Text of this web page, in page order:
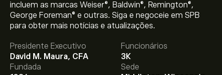
incluem as marcas Weiser®, Baldwin®, Remington®,
George Foreman® e outras. Siga e negoceie em SPB
para obter mais notícias e atualizações.
Presidente Executivo
David M. Maura, CFA
Funcionários
3K
Fundada
Sede
O preço atual da SPB é 92.47‎$‎.
O preço médio alvo para Spectrum Brands Holdings Inc.